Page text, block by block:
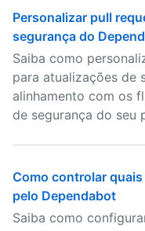
Personalizar pull
segurança do
Saiba como
para atualizações de
alinhamento com os
de segurança do seu
Como controlar
pelo Dependabot
Saiba como